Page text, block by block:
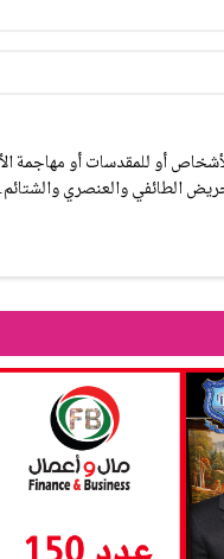
أو للمقدسات أو مهاجمة
الطائفي والعنصري والشتائم.